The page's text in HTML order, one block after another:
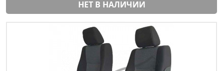
НЕТ В НАЛИЧИИ